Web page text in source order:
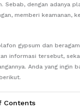
Sebab, dengan adanya
memberi keamanan,
gypsum dan
informasi tersebut,
Anda yang ingin
Contents